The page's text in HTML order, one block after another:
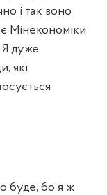
і так воно
Мінекономіки
Я дуже
які
буде, бо я ж